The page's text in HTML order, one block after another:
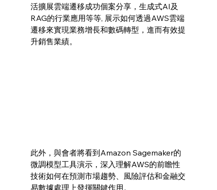
活擴展雲端遷移成功個案分享，生成式AI及
RAG的行業應用等等, 展示如何透過AWS雲端
遷移來實現業務增長和數碼轉型，進而有效提
升銷售業績。
此外，與會者將看到Amazon Sagemaker的
微調模型工具演示，深入理解AWS的前瞻性
技術如何在預測市場趨勢、風險評估和金融交
易數據處理上發揮關鍵作用。